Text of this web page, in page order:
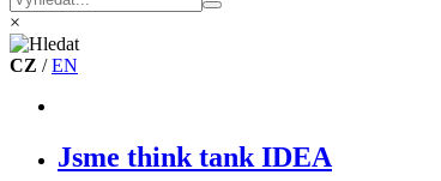
×
CZ /EN
Jsme think tank IDEA